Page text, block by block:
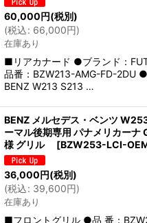
60,000円(税別)
(税込: 66,000円)
在庫あり
■リアカナード ●ブランド：
品番：BZW213-AMG-FD-2DU ●
BENZ W213 S213 …
BENZ メルセデス・ベンツ
ーマル後期専用 パナメリカーナ
様 グリル
[BZW253-LCI-
36,000円(税別)
(税込: 39,600円)
在庫あり
■フロントグリル ●品 番：